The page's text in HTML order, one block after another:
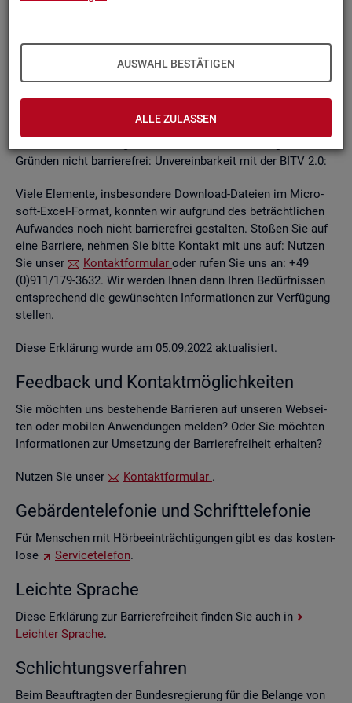
AUSWAHL BESTÄTIGEN
ALLE ZULASSEN
kon­ti­nu­ier­lich durch­ge­führt wer­den.
Die Web­sei­ten sind mit den ge­nann­ten An­for­de­run­gen teil­
Grün­den nicht bar­rie­re­frei: Un­ver­ein­bar­keit mit der BITV 2.0:
Viele Ele­men­te, ins­be­son­de­re Down­load-Da­tei­en im Mi­cro­
soft-Excel-For­mat, konn­ten wir auf­grund des be­trächt­li­chen
Auf­wan­des noch nicht bar­rie­re­frei ge­stal­ten. Sto­ßen Sie auf
eine Bar­rie­re, neh­men Sie bitte Kon­takt mit uns auf: Nut­zen
Sie unser
Kon­takt­for­mu­lar oder rufen Sie uns an: +49
(0)911/179-3632. Wir wer­den Ihnen dann Ihren Be­dürf­nis­sen
ent­spre­chend die ge­wünsch­ten In­for­ma­tio­nen zur Ver­fü­gung
stel­len.
Diese Er­klä­rung wurde am 05.09.2022 ak­tua­li­siert.
Feed­back und Kon­takt­mög­lich­kei­ten
Sie möch­ten uns be­stehen­de Bar­rie­ren auf un­se­ren Web­sei­
ten oder mo­bi­len An­wen­dun­gen mel­den? Oder Sie möch­ten
In­for­ma­tio­nen zur Um­set­zung der Bar­rie­re­frei­heit er­hal­ten?
Nut­zen Sie unser Kon­takt­for­mu­lar .
Ge­bär­den­te­le­fo­nie und Schrift­te­le­fo­nie
Für Men­schen mit Hör­be­ein­träch­ti­gun­gen gibt es das kos­ten­
lo­se
Ser­vice­te­le­fon.
Leich­te Spra­che
Diese Er­klä­rung zur Bar­rie­re­frei­heit fin­den Sie auch in
Leich­ter Spra­che.
Schlich­tungs­ver­fah­ren
Beim Be­auf­trag­ten der Bun­des­re­gie­rung für die Be­lan­ge von